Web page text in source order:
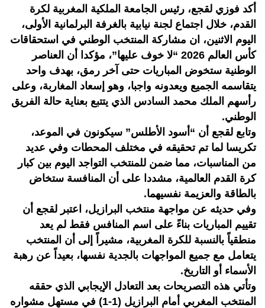
أكد فوزي لقجع، رئيس الجامعة الملكية المغربية لكرة
القدم، خلال اجتماع لجنة نيابية بالغرفة البرلمانية الأولى،
اليوم الاثنين، ان مشاركة المنتخب الوطني في استحقاقات
كأس العالم 2026 “لا خوف عليها”، مؤكدا أن العناصر
الوطنية ستخوض المباريات حتى آخر رمق، بهدف واحد
يتقاسمه الجميع ويعدونه واجبا، وهو إسعاد المغاربة، وعلى
رأسهم الملك محمد السادس الذي يتتبع بعناية حالة الفريق
الوطني.
وتابع لقجع أن “أسود الأطلس” سيكونون في الموعد،
تكريسا لما تم تحقيقه في مختلف المحطات وفي عديد
من المناسبات، مما ضمن للمنتخب التواجد اليوم بين كبار
كرة القدم العالمية، مشددا على أن المنافسة ستخاض
بالطاقة والعزيمة نفسيهما.
وفي حديثه عن مواجهة منتخب البرازيل، اعتبر لقجع أن
تقييم المباريات بناءً على اسم المنافس فقط لم يعد
منطقياً بالنسبة للكرة المغربية، مشيراً إلى أن المنتخب
يتعامل مع جميع المواجهات بالجدية نفسها، بعيداً عن رهبة
الأسماء أو التاريخ.
وتأتي هذه التصريحات بعد التعادل الإيجابي الذي حققه
المنتخب المغربي أمام البرازيل (1-1) في مستهل مشواره